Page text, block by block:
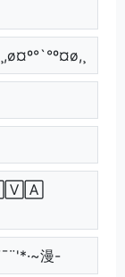
漫-